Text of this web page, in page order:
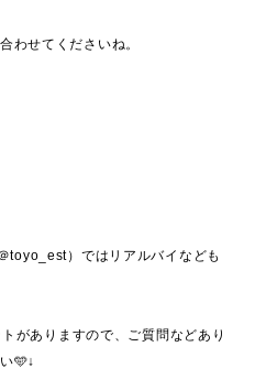
わせてくださいね。
）ではリアルバイなども
がありますので、ご質問などあり
🩵↓